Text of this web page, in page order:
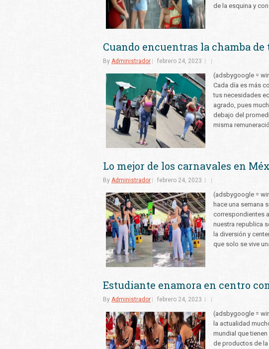
de la esquina y
Cuando encuentras la chamba de
By Administrador febrero 24, 2023
(adsbygoogle =
Cada día es más
tus necesidades
agrado, pues
debajo del
misma
Lo mejor de los carnavales en
By Administrador febrero 24, 2023
(adsbygoogle =
hace una semana
correspondientes
nuestra republica
la diversión y
que solo se vive
Estudiante enamora en centro
By Administrador febrero 24, 2023
(adsbygoogle =
la actualidad
mundial que
de productos de